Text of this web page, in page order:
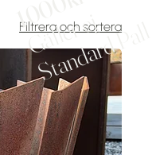
Filtrera och sortera
Gäller ej
Standard